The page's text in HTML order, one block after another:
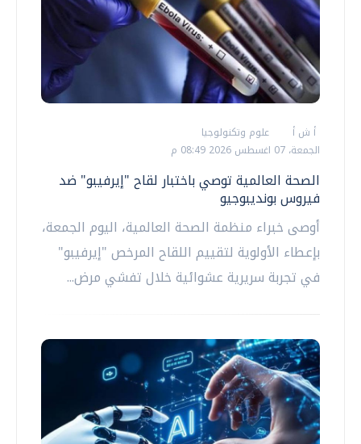
أ ش أ
علوم وتكنولوجيا
الجمعة، 07 اغسطس 2026 08:49 م
الصحة العالمية توصي باختبار لقاح "إيرفيبو" ضد
فيروس بونديبوجيو
أوصى خبراء منظمة الصحة العالمية، اليوم الجمعة،
بإعطاء الأولوية لتقييم اللقاح المرخص "إيرفيبو"
في تجربة سريرية عشوائية خلال تفشي مرض...